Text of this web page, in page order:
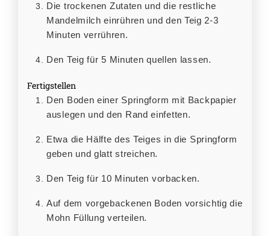
Die trockenen Zutaten und die restliche
Mandelmilch einrühren und den Teig 2-3
Minuten verrühren.
Den Teig für 5 Minuten quellen lassen.
Fertigstellen
Den Boden einer Springform mit Backpapier
auslegen und den Rand einfetten.
Etwa die Hälfte des Teiges in die Springform
geben und glatt streichen.
Den Teig für 10 Minuten vorbacken.
Auf dem vorgebackenen Boden vorsichtig die
Mohn Füllung verteilen.